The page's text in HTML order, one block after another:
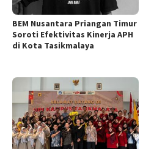
BEM Nusantara Priangan Timur
Soroti Efektivitas Kinerja APH
di Kota Tasikmalaya